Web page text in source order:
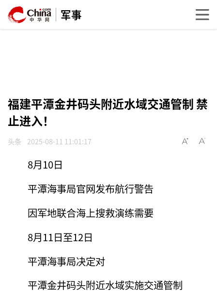
军事
福建平潭金井码头附近水域交通管制 禁
止进入！
头条 2025-08-11 11:01:17
8月10日
平潭海事局官网发布航行警告
因军地联合海上搜救演练需要
8月11日至12日
平潭海事局决定对
平潭金井码头附近水域实施交通管制